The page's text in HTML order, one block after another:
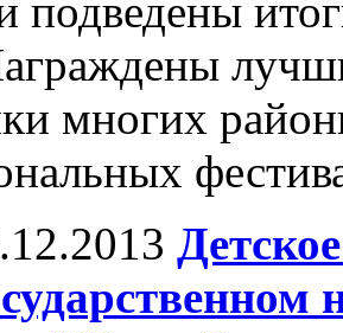
подведены
многих